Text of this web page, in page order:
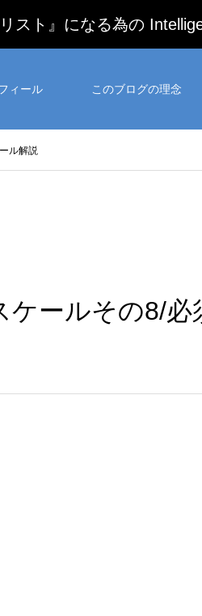
スト』になる為の
ィール このブログの理念
ル解説
ールその8/必